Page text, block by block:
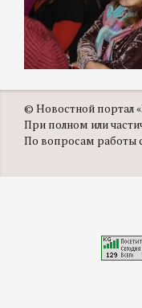
© Новостной портал
При полном или
По вопросам работы